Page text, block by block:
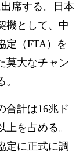
席する。日本
機として、中
定（FTA）を
莫大なチャン
合計は16兆ド
を占める。
定に正式に調